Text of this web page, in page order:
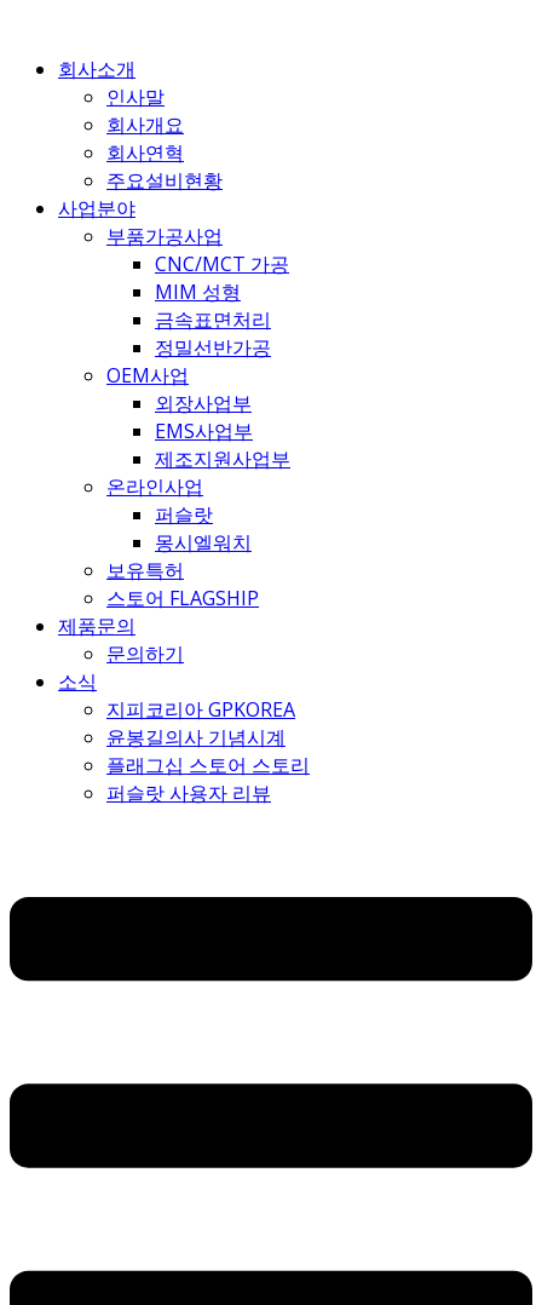
회사소개
인사말
회사개요
회사연혁
주요설비현황
사업분야
부품가공사업
CNC/MCT 가공
MIM 성형
금속표면처리
정밀선반가공
OEM사업
외장사업부
EMS사업부
제조지원사업부
온라인사업
퍼슬랏
몽시엘워치
보유특허
스토어 FLAGSHIP
제품문의
문의하기
소식
지피코리아 GPKOREA
윤봉길의사 기념시계
플래그십 스토어 스토리
퍼슬랏 사용자 리뷰